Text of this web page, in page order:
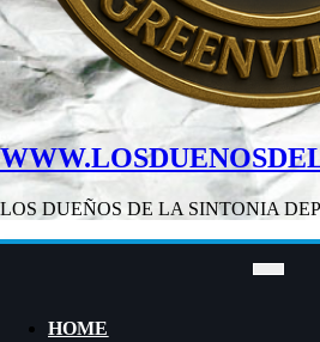
LOS DUEÑOS DE LA SINTONIA
HOME